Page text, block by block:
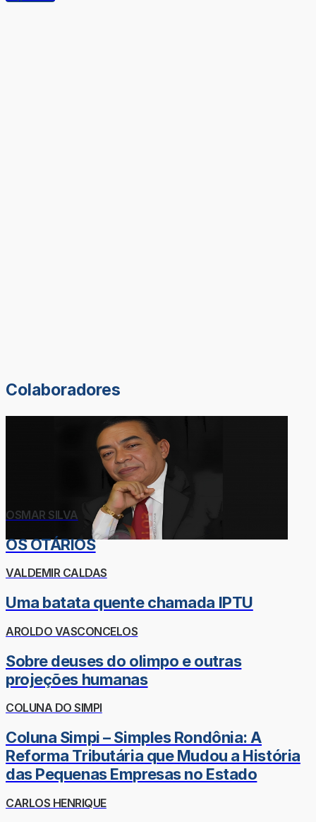
Colaboradores
OSMAR SILVA
OS OTÁRIOS
VALDEMIR CALDAS
Uma batata quente chamada IPTU
AROLDO VASCONCELOS
Sobre deuses do olimpo e outras
projeções humanas
COLUNA DO SIMPI
Coluna Simpi – Simples Rondônia: A
Reforma Tributária que Mudou a História
das Pequenas Empresas no Estado
CARLOS HENRIQUE